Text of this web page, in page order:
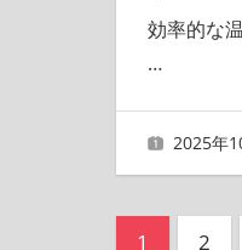
効率的な
…
2025年
投
1 2